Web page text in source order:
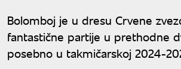
Bolomboj je u dresu Crvene
fantastične partije u prethodne
posebno u takmičarskoj 2024-